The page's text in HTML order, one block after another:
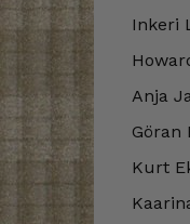
Inkeri
Anja
Göran
Kurt